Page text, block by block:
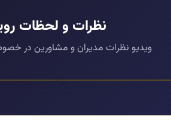
نظرات و لحظات
ویدیو نظرات مدیران و مشاورین در